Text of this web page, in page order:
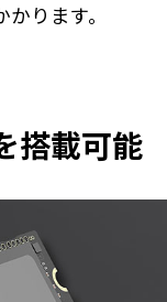
ります。
搭載可能